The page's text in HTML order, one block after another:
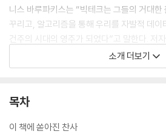
니스 바루파키스는 “빅테크는 그들의 거대
꾸리고, 알고리즘을 통해 우리를 자발적 데이
건주의 시대의 영주가 되었다”고 말한다. 저
크(Tech)와 봉건제도(feudalism)를 합친
udalism)이라 명명하며, 자유 경쟁을 기반으
낱낱이 파헤친다.
페이스북과 트위터(현 X)는 우리가 아무 생각
소개 더보기
목차
이 책에 쏟아진 찬사